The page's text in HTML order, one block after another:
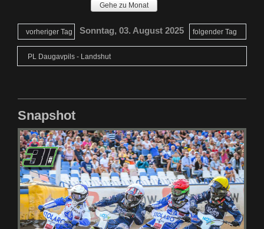
Gehe zu Monat
vorheriger Tag Sonntag, 03. August 2025 folgender Tag
PL Daugavpils - Landshut
Snapshot